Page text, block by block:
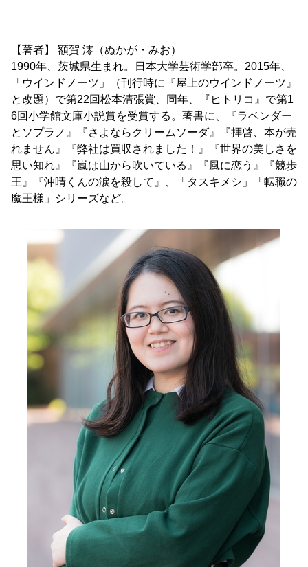
【著者】 額賀 澪（ぬかが・みお）
1990年、茨城県生まれ。日本大学芸術学部卒。2015年、
「ウインドノーツ」（刊行時に『屋上のウインドノーツ』
と改題）で第22回松本清張賞、同年、『ヒトリコ』で第1
6回小学館文庫小説賞を受賞する。著書に、『ラベンダー
とソプラノ』『さよならクリームソーダ』『拝啓、本が売
れません』『弊社は買収されました！』『世界の美しさを
思い知れ』『嵐は山から吹いている』『風に恋う』『競歩
王』『沖晴くんの涙を殺して』、「タスキメシ」「転職の
魔王様」シリーズなど。